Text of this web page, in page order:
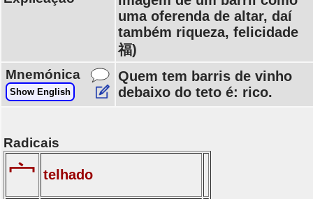
uma oferenda de altar, daí
também riqueza, felicidade
福)
Mnemónica
Show English
Quem tem barris de vinho
debaixo do teto é: rico.
Radicais
宀 telhado